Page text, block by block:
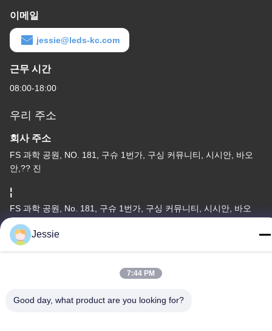
이메일
jessie@leds-kc.com
근무 시간
08:00-18:00
우리 주소
회사 주소
FS 과학 공원, NO. 181, 구슈 1번가, 구싱 커뮤니티, 시시안, 바오
안,?? 진
¦
FS 과학 공원, No. 181, 구슈 1번가, 구싱 커뮤니티, 시시안, 바오
전화
Jessie
7:44 PM
Good day, what product are you looking for?